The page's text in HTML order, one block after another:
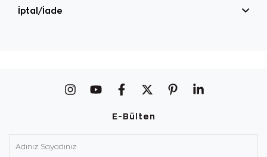
İptal/İade
E-Bülten